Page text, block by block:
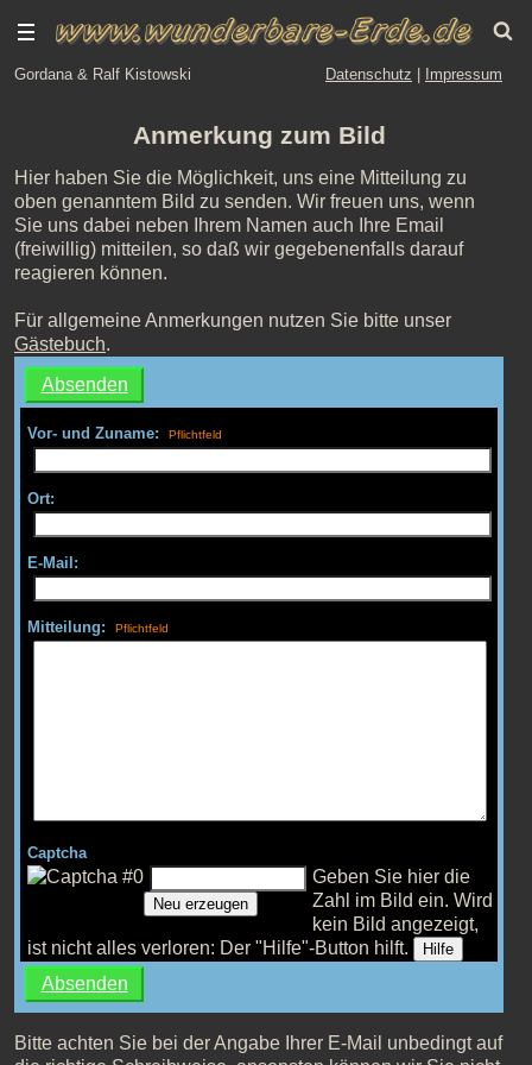
Gordana & Ralf Kistowski Datenschutz Impressum
Anmerkung zum Bild
Hier haben Sie die Möglichkeit, uns eine Mitteilung zu
oben genanntem Bild zu senden. Wir freuen uns, wenn
Sie uns dabei neben Ihrem Namen auch Ihre Email
(freiwillig) mitteilen, so daß wir gegebenenfalls darauf
reagieren können.
Für allgemeine Anmerkungen nutzen Sie bitte unser
Gästebuch.
Vor- und Zuname:
Ort:
E-Mail:
Mitteilung:
Captcha
Neu erzeugen
Geben Sie hier die
Zahl im Bild ein. Wird
kein Bild angezeigt,
ist nicht alles verloren: Der "Hilfe"-Button hilft.
Hilfe
Bitte achten Sie bei der Angabe Ihrer E-Mail unbedingt auf